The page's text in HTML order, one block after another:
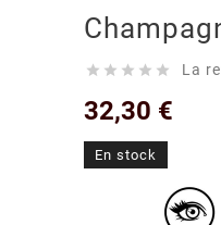
     La
32,30 €
En stock